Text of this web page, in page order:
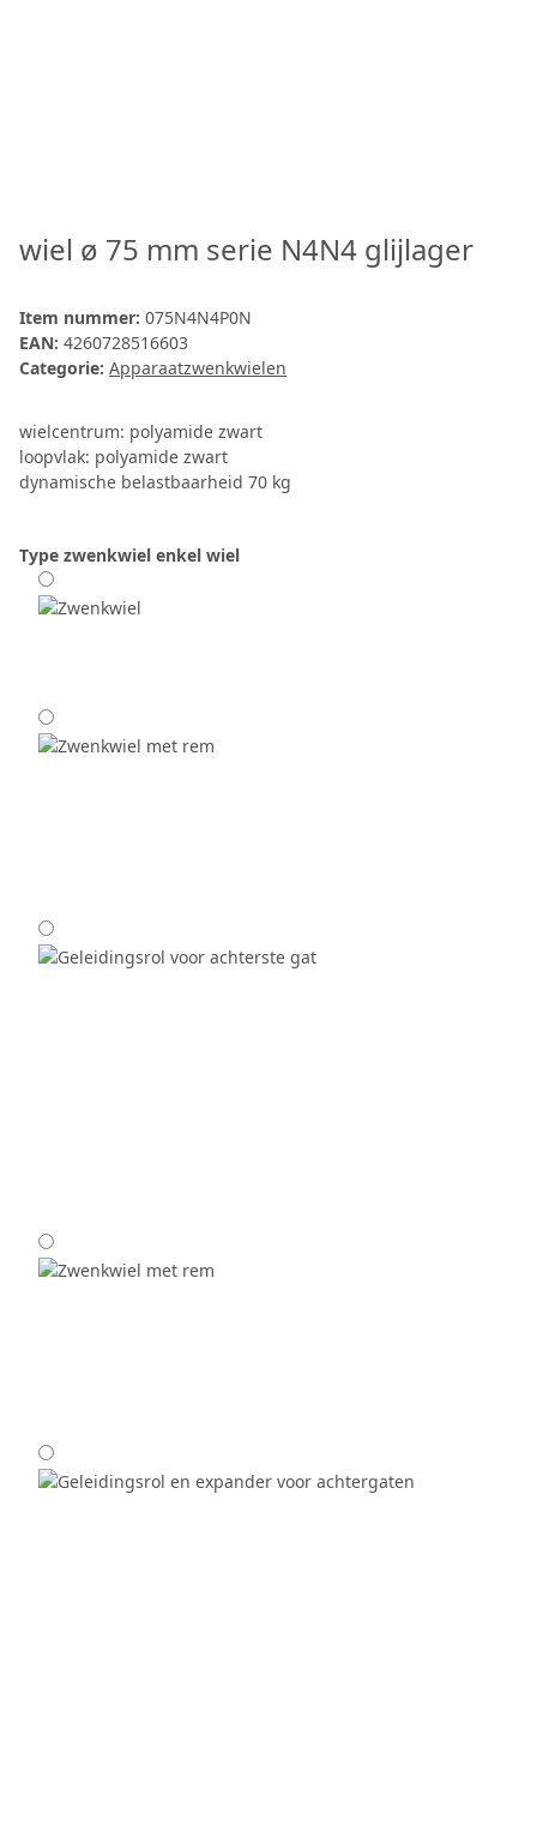
wiel ø 75 mm serie N4N4 glijlager
Item nummer: 075N4N4P0N
EAN: 4260728516603
Categorie: Apparaatzwenkwielen
wielcentrum: polyamide zwart
loopvlak: polyamide zwart
dynamische belastbaarheid 70 kg
Type zwenkwiel enkel wiel